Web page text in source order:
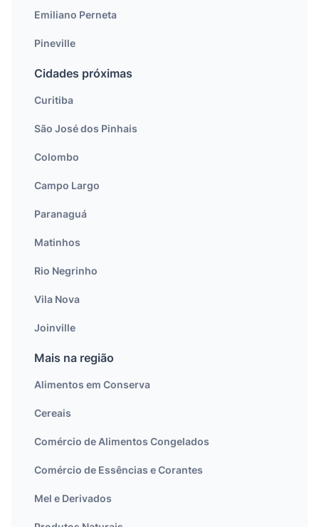
Emiliano Perneta
Pineville
Cidades próximas
Curitiba
São José dos Pinhais
Colombo
Campo Largo
Paranaguá
Matinhos
Rio Negrinho
Vila Nova
Joinville
Mais na região
Alimentos em Conserva
Cereais
Comércio de Alimentos Congelados
Comércio de Essências e Corantes
Mel e Derivados